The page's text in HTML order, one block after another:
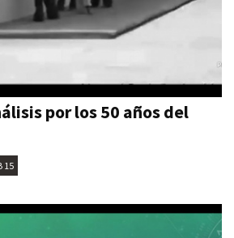
por los 50 años del
15